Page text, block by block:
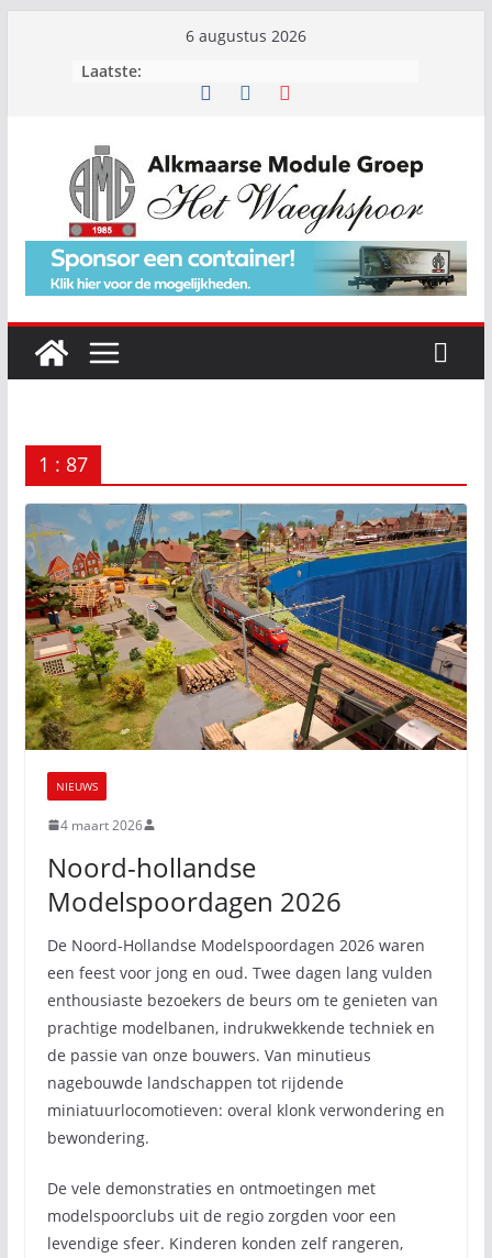
6 augustus 2026
Laatste:
1 : 87
NIEUWS
4 maart 2026
Noord-hollandse
Modelspoordagen 2026
De Noord-Hollandse Modelspoordagen 2026 waren
een feest voor jong en oud. Twee dagen lang vulden
enthousiaste bezoekers de beurs om te genieten van
prachtige modelbanen, indrukwekkende techniek en
de passie van onze bouwers. Van minutieus
nagebouwde landschappen tot rijdende
miniatuurlocomotieven: overal klonk verwondering en
bewondering.
De vele demonstraties en ontmoetingen met
modelspoorclubs uit de regio zorgden voor een
levendige sfeer. Kinderen konden zelf rangeren,